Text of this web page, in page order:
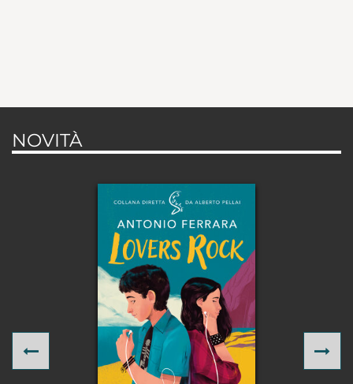
NOVITÀ
Previous